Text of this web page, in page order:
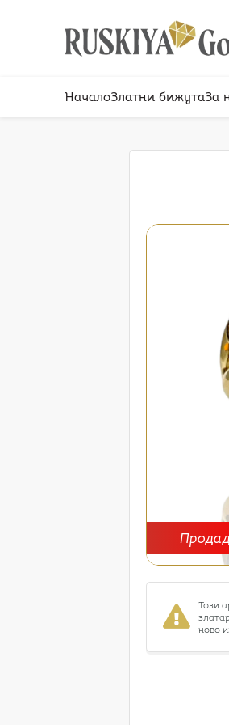
НачалоЗлатни бижутаЗа
Този
ново